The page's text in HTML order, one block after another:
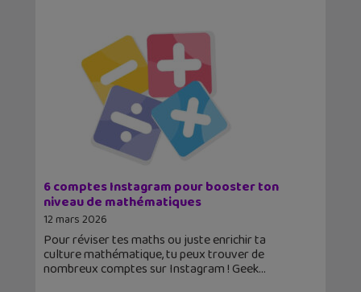
6 comptes Instagram pour booster ton
niveau de mathématiques
12 mars 2026
Pour réviser tes maths ou juste enrichir ta
culture mathématique, tu peux trouver de
nombreux comptes sur Instagram ! Geek